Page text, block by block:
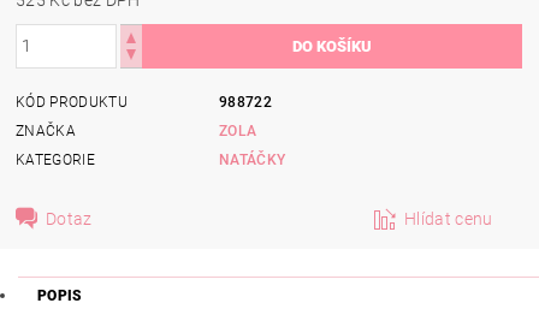
KÓD PRODUKTU
988722
ZNAČKA
ZOLA
KATEGORIE
NATÁČKY
Dotaz Hlídat cenu
POPIS